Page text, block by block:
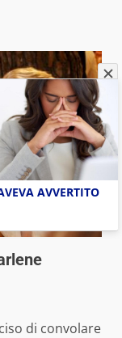
di convolare
AVVERTITO